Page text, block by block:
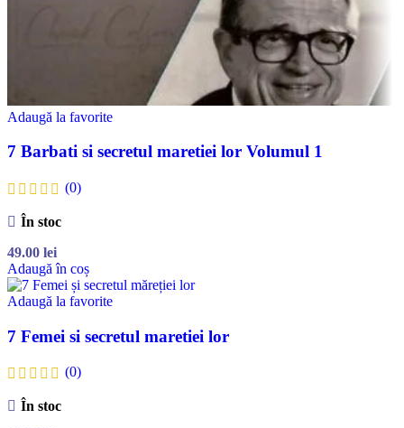
Adaugă la favorite
7 Barbati si secretul maretiei lor Volumul 1
(0)
În stoc
49.00 lei
Adaugă în coș
Adaugă la favorite
7 Femei si secretul maretiei lor
(0)
În stoc